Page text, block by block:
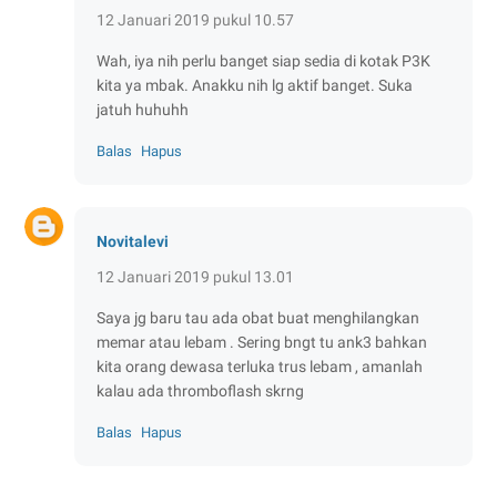
12 Januari 2019 pukul 10.57
Wah, iya nih perlu banget siap sedia di kotak P3K
kita ya mbak. Anakku nih lg aktif banget. Suka
jatuh huhuhh
Balas Hapus
Novitalevi
12 Januari 2019 pukul 13.01
Saya jg baru tau ada obat buat menghilangkan
memar atau lebam . Sering bngt tu ank3 bahkan
kita orang dewasa terluka trus lebam , amanlah
kalau ada thromboflash skrng
Balas Hapus